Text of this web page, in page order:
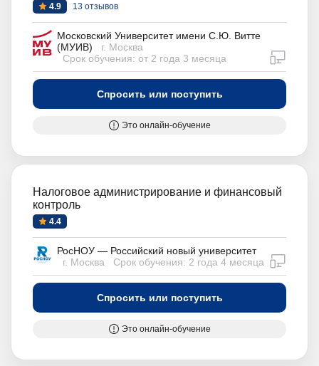
4.9 13 отзывов
Московский Университет имени С.Ю. Витте
(МУИВ)
г. Москва
Срок обучения: от 2 года 3 месяца
Спросить или поступить
Это онлайн-обучение
Налоговое администрирование и финансовый
контроль
4.4
РосНОУ — Российский новый университет
г. Москва
Срок обучения: 2 года 4 месяца
Спросить или поступить
Это онлайн-обучение